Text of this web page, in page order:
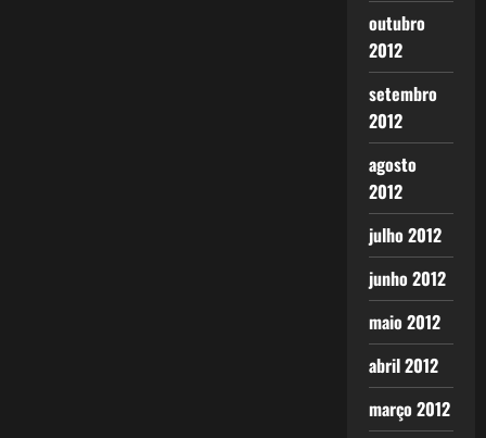
outubro
2012
setembro
2012
agosto
2012
julho 2012
junho 2012
maio 2012
abril 2012
março 2012